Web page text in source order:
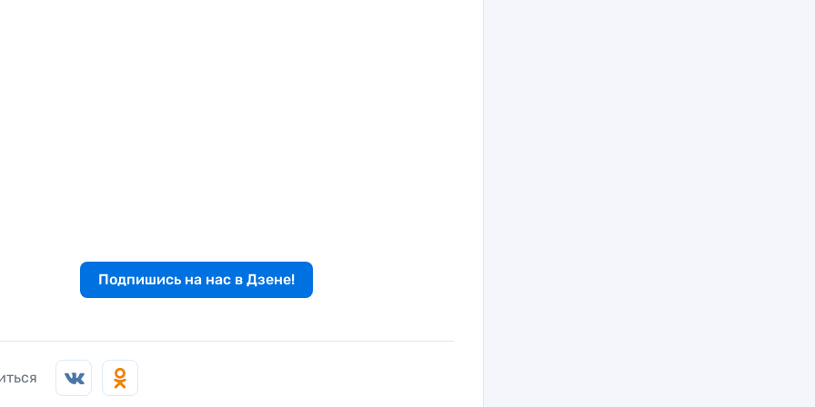
Подпишись на нас в Дзене!